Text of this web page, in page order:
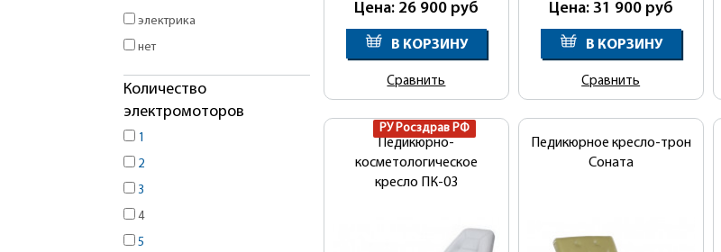
электрика
нет
Количество
электромоторов
1
2
3
4
5
Цена: 26 900 руб
В КОРЗИНУ
Сравнить
Цена: 31 900 руб
В КОРЗИНУ
Сравнить
РУ Росздрав РФ
Педикюрно-
косметологическое
кресло ПК-03
Педикюрное кресло-трон
Соната